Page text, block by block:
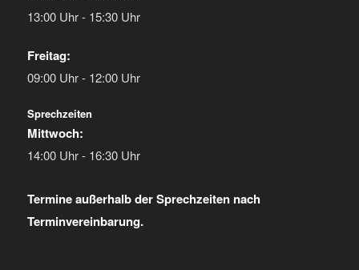
13:00 Uhr - 15:30 Uhr
Freitag:
09:00 Uhr - 12:00 Uhr
Sprechzeiten
Mittwoch:
14:00 Uhr - 16:30 Uhr
Termine außerhalb der Sprechzeiten nach
Terminvereinbarung.